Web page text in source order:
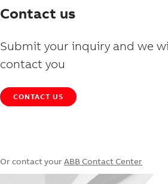
Contact us
Submit your inquiry and we
contact you
CONTACT US
Or contact your ABB Contact Center